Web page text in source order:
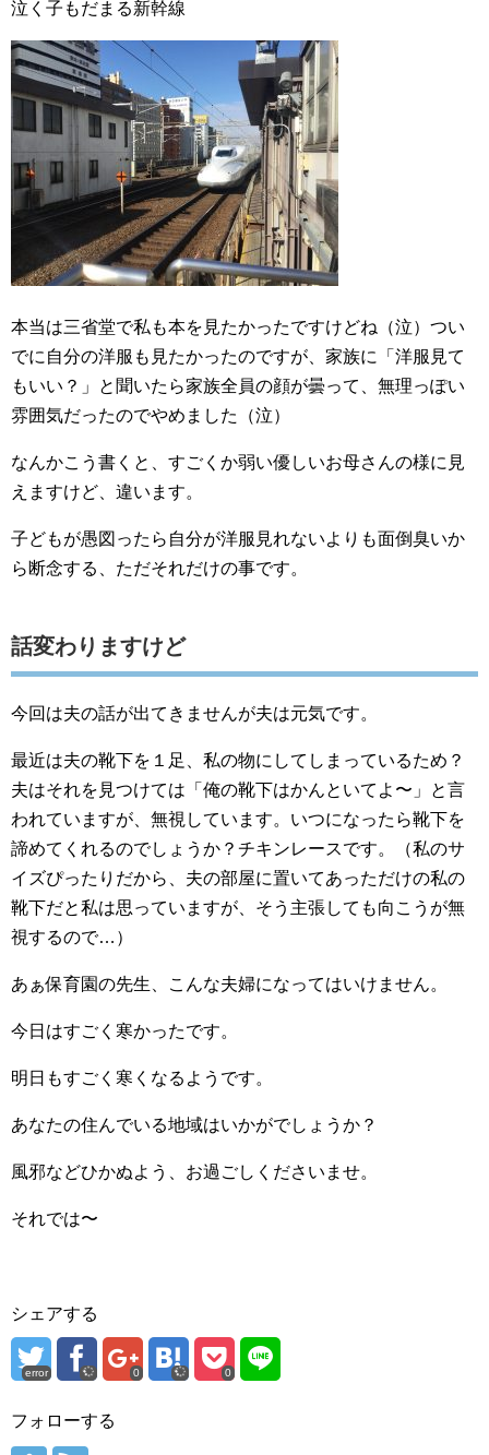
泣く子もだまる新幹線
本当は三省堂で私も本を見たかったですけどね（泣）つい
でに自分の洋服も見たかったのですが、家族に「洋服見て
もいい？」と聞いたら家族全員の顔が曇って、無理っぽい
雰囲気だったのでやめました（泣）
なんかこう書くと、すごくか弱い優しいお母さんの様に見
えますけど、違います。
子どもが愚図ったら自分が洋服見れないよりも面倒臭いか
ら断念する、ただそれだけの事です。
話変わりますけど
今回は夫の話が出てきませんが夫は元気です。
最近は夫の靴下を１足、私の物にしてしまっているため？
夫はそれを見つけては「俺の靴下はかんといてよ〜」と言
われていますが、無視しています。いつになったら靴下を
諦めてくれるのでしょうか？チキンレースです。（私のサ
イズぴったりだから、夫の部屋に置いてあっただけの私の
靴下だと私は思っていますが、そう主張しても向こうが無
視するので…）
あぁ保育園の先生、こんな夫婦になってはいけません。
今日はすごく寒かったです。
明日もすごく寒くなるようです。
あなたの住んでいる地域はいかがでしょうか？
風邪などひかぬよう、お過ごしくださいませ。
それでは〜
シェアする
error 0 0
フォローする